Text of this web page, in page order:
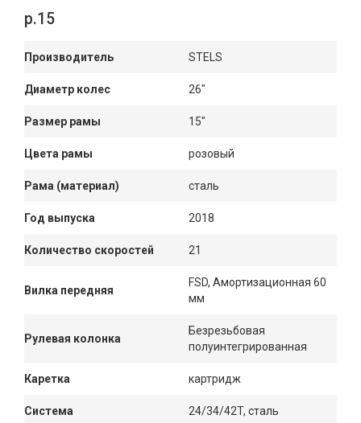
р.15
Производитель STELS
Диаметр колес 26"
Размер рамы 15"
Цвета рамы розовый
Рама (материал) сталь
Год выпуска 2018
Количество скоростей 21
Вилка передняя
FSD, Амортизационная 60
мм
Рулевая колонка
Безрезьбовая
полуинтегрированная
Каретка картридж
Система 24/34/42T, сталь